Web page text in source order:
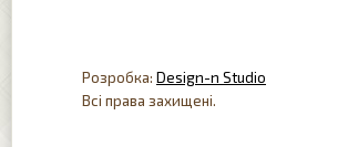
Розробка: Design-n Studio
Всі права захищені.